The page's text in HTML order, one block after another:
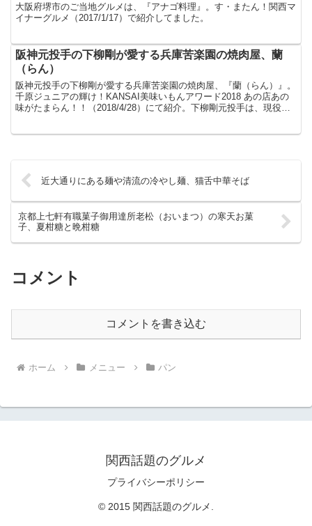
大阪府堺市のご当地グルメは、『アナゴ料理』。す・またん！関西マ
イナーグルメ（2017/1/17）で紹介してました。
阪神元投手の下柳剛が愛する兵庫苦楽園の焼肉屋、蘭
（らん）
阪神元投手の下柳剛が愛する兵庫苦楽園の焼肉屋、『蘭（らん）』。
千原ジュニアの輝け！KANSAI美味いもんアワード2018 あの店あの
味がたまらん！！（2018/4/28）にて紹介。下柳剛元投手は、現役時
近大通りにある麺や清流の冷やし麺、猫舌中華そば
京都上七軒有職菓子御用達所老松（おいまつ）の寒天お菓
子、夏柑糖と晩柑糖
コメント
コメントを書き込む
ホーム メニュー パン
関西話題のグルメ
プライバシーポリシー
© 2015 関西話題のグルメ.